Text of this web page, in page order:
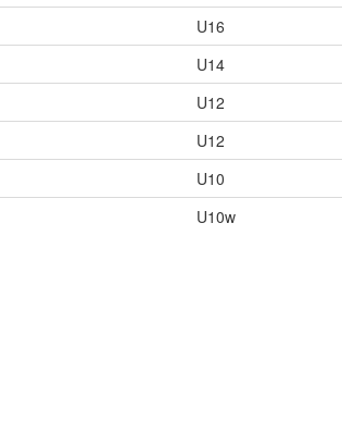
U16
U14
U12
U12
U10
U10w